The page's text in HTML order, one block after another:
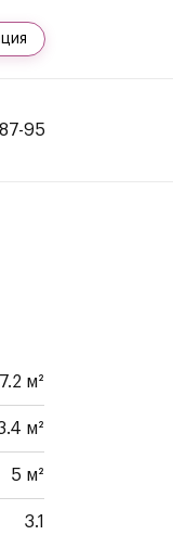
95
м²
м²
5 м²
3.1